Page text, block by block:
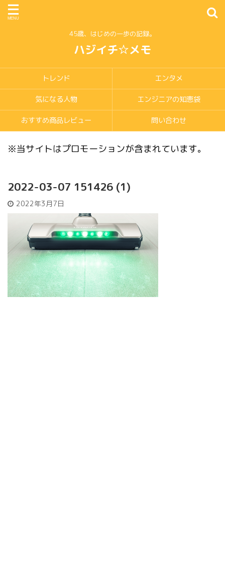
45歳、はじめの一歩の記録。
ハジイチ☆メモ
トレンド エンタメ
気になる人物 エンジニアの知恵袋
おすすめ商品レビュー 問い合わせ
※当サイトはプロモーションが含まれています。
2022-03-07 151426 (1)
2022年3月7日